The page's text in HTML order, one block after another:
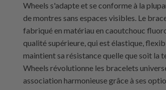
Wheels s'adapte et se conforme à la
de montres sans espaces visibles. Le
fabriqué en matériau en caoutchouc
qualité supérieure, qui est élastique,
maintient sa résistance quelle que soit la
Wheels révolutionne les bracelets
association harmonieuse grâce à ses